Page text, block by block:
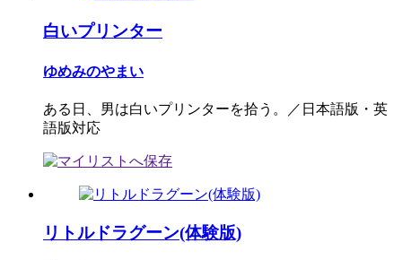
白いプリンター
ゆめみのやまい
ある日、男は白いプリンターを拾う。／日本語版・英
語版対応
リトルドラグーン(体験版)